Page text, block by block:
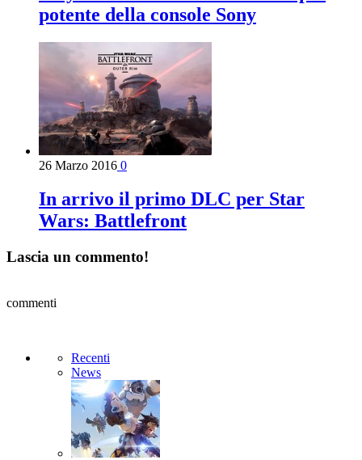
potente della console Sony
26 Marzo 2016 0
In arrivo il primo DLC per Star
Wars: Battlefront
Lascia un commento!
commenti
Recenti
News